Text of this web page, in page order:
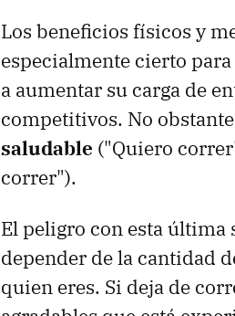
Los beneficios físicos y
especialmente cierto
a aumentar su carga de
competitivos. No
saludable ("Quiero
correr").
El peligro con esta última
depender de la cantidad
quien eres. Si deja de